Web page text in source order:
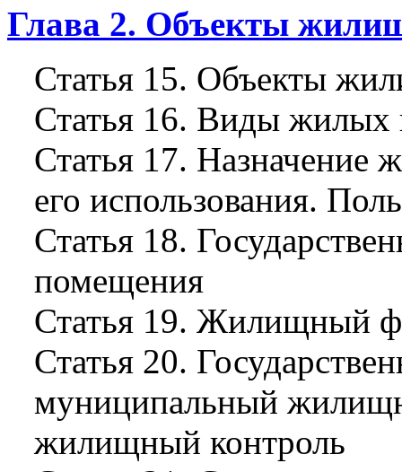
Глава 2. Объекты
Статья 15. Объекты
Статья 16. Виды
Статья 17. Назначение
его использования.
Статья 18.
помещения
Статья 19. Жилищный
Статья 20.
муниципальный
жилищный контроль